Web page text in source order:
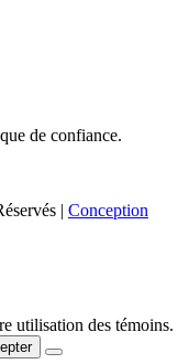
de confiance.
| Conception
utilisation des témoins.